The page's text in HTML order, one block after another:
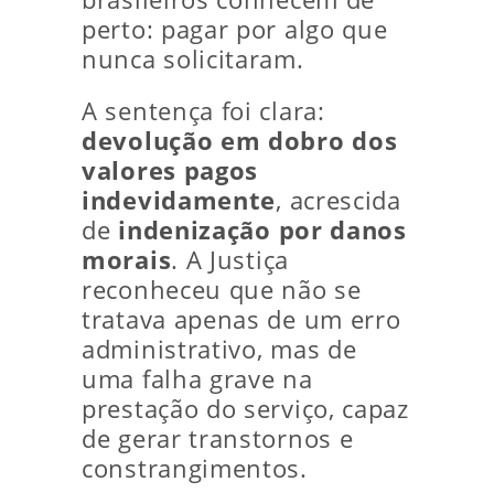
perto: pagar por algo que
nunca solicitaram.
A sentença foi clara:
devolução em dobro dos
valores pagos
indevidamente, acrescida
de indenização por danos
morais. A Justiça
reconheceu que não se
tratava apenas de um erro
administrativo, mas de
uma falha grave na
prestação do serviço, capaz
de gerar transtornos e
constrangimentos.